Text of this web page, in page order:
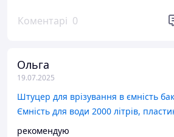
Коментарі 0
Ольга
19.07.2025
рекомендую